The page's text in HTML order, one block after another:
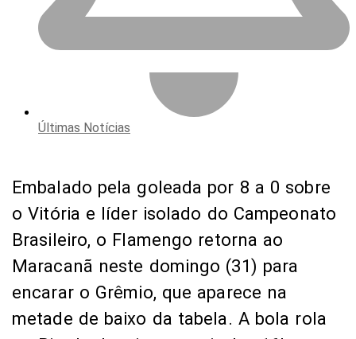
Últimas Notícias
Embalado pela goleada por 8 a 0 sobre
o Vitória e líder isolado do Campeonato
Brasileiro, o Flamengo retorna ao
Maracanã neste domingo (31) para
encarar o Grêmio, que aparece na
metade de baixo da tabela. A bola rola